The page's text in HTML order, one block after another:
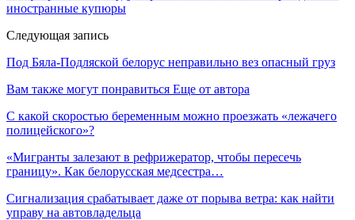
иностранные купюры
Следующая запись
Под Бяла-Подляской белорус неправильно вез опасный груз
Вам также могут понравиться Еще от автора
С какой скоростью беременным можно проезжать «лежачего
полицейского»?
«Мигранты залезают в рефрижератор, чтобы пересечь
границу». Как белорусская медсестра…
Сигнализация срабатывает даже от порыва ветра: как найти
управу на автовладельца